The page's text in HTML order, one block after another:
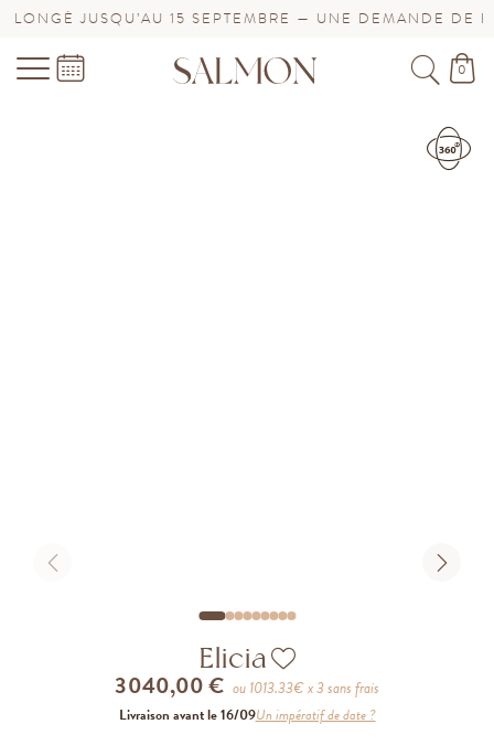
15 SEPTEMBRE — UNE DEMANDE DE BIJOU
0
Elicia
3 040,00 € ou1013.33€ x 3 sans frais
Livraison avant le 16/09Un impératif de date ?